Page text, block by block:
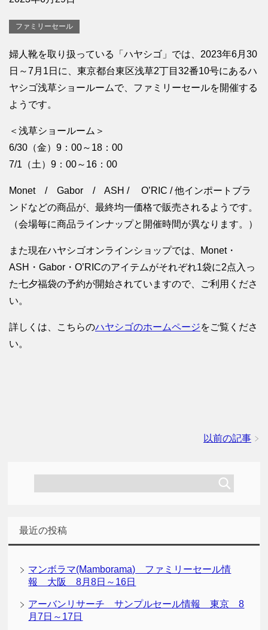
ファミリーセール
婦人靴を取り扱っている「ハヤシゴ」では、2023年6月30
日～7月1日に、東京都台東区浅草2丁目32番10号にあるハ
ヤシゴ浅草ショールームで、ファミリーセールを開催する
ようです。
＜浅草ショールーム＞
6/30（金）9：00～18：00
7/1（土）9：00～16：00
Monet / Gabor / ASH / O’RIC / 他インポートブラ
ンドなどの商品が、最終均一価格で販売されるようです。
（会場毎に商品ラインナップと開催時間が異なります。）
また現在ハヤシゴオンラインショップでは、Monet・
ASH・Gabor・O’RICのアイテムがそれぞれ1袋に2点入っ
た七夕福袋の予約が開始されていますので、ご利用くださ
い。
詳しくは、こちらのハヤシゴのホームページをご覧くださ
い。
以前の記事
最近の投稿
マンボラマ(Mamborama) ファミリーセール情
報 大阪 8月8日～16日
アーバンリサーチ サンプルセール情報 東京 8
月7日～17日